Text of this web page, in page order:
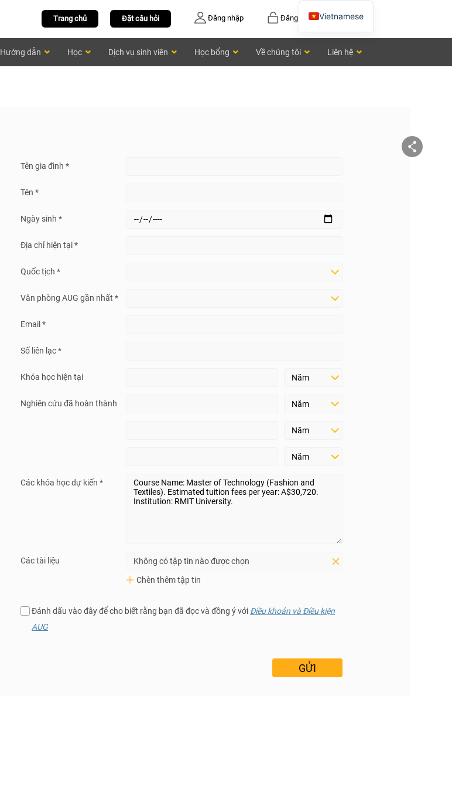
Đăng ký
Đăng nhập
Đặt câu hỏi
Trang chủ
Hướng dẫn Học Dịch vụ sinh viên Học bổng Về chúng tôi Liên hệ
Tên gia đình *
Tên *
Ngày sinh *
Địa chỉ hiện tại *
Quốc tịch *
Văn phòng AUG gần nhất *
Email *
Số liên lạc *
Khóa học hiện tại
Nghiên cứu đã hoàn thành
Các khóa học dự kiến *
Các tài liệu
Không có tập tin nào được chọn
Chèn thêm tập tin
Đánh dấu vào đây để cho biết rằng bạn đã đọc và đồng ý với Điều khoản và Điều kiện
AUG
Vietnamese
Chinese